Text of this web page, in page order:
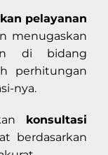
pelayanan
menugaskan
di bidang
perhitungan
nya.
konsultasi
berdasarkan